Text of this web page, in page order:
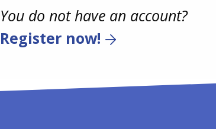
You do not have an account?
Register now!